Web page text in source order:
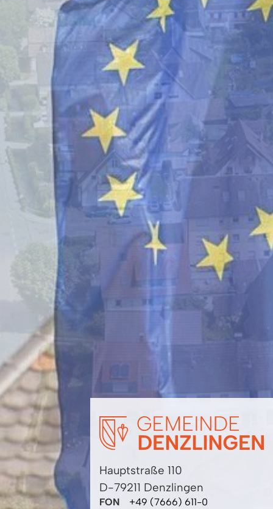
Hauptstraße 110
D-79211 Denzlingen
FON
+49 (7666) 611-0